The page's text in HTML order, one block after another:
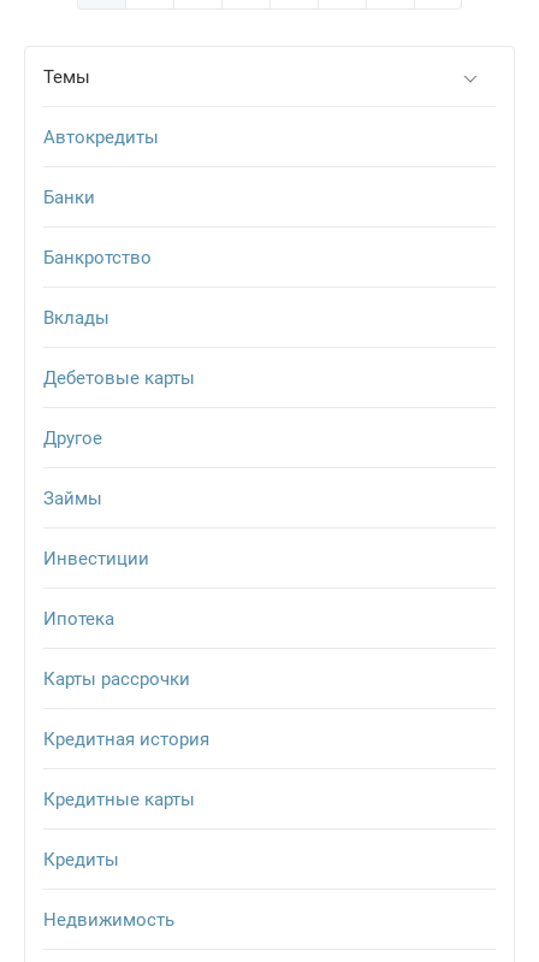
Темы
Автокредиты
Банки
Банкротство
Вклады
Дебетовые карты
Другое
Займы
Инвестиции
Ипотека
Карты рассрочки
Кредитная история
Кредитные карты
Кредиты
Недвижимость